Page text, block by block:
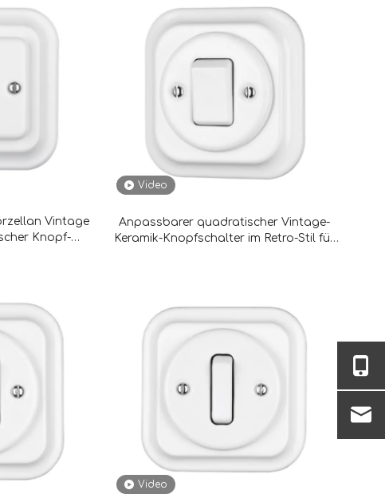
Vintage
Knopf-
Video
Anpassbarer quadratischer Vintage-
Keramik-Knopfschalter im Retro-Stil für
Video